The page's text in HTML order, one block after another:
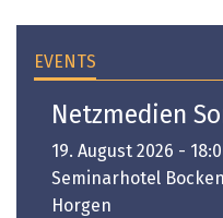
EVENTS
Netzmedien
19. August 2026 -
Seminarhotel
Horgen